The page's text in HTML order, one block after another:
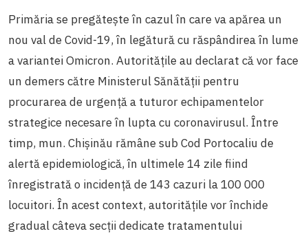
Primăria se pregătește în cazul în care va apărea un
nou val de Covid-19, în legătură cu răspândirea în lume
a variantei Omicron. Autoritățile au declarat că vor face
un demers către Ministerul Sănătății pentru
procurarea de urgență a tuturor echipamentelor
strategice necesare în lupta cu coronavirusul. Între
timp, mun. Chișinău rămâne sub Cod Portocaliu de
alertă epidemiologică, în ultimele 14 zile fiind
înregistrată o incidență de 143 cazuri la 100 000
locuitori. În acest context, autoritățile vor închide
gradual câteva secții dedicate tratamentului